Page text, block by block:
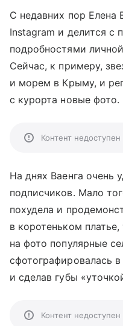
С недавних пор Елена
Instagram и делится с
подробностями
Сейчас, к примеру,
и морем в Крыму, и
с курорта новые фото.
Контент недоступен
На днях Ваенга очень
подписчиков. Мало
похудела и
в коротеньком
на фото популярные
сфотографировалась
и сделав губы
Контент недоступен